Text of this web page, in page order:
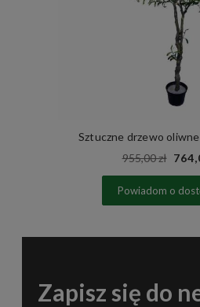
Sztuczne drzewo
955,00 zł
Powiadom o
Zapisz się do